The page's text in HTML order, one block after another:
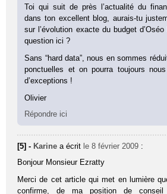
Toi qui suit de près l’actualité du
dans ton excellent blog, aurais-tu
sur l’évolution exacte du budget
question ici ?
Sans “hard data”, nous en sommes
ponctuelles et on pourra toujours nous
d’exceptions !
Olivier
Répondre ici
[5] - Karine a écrit le 8 février 2009 :
Bonjour Monsieur Ezratty
Merci de cet article qui met en lumière
confirme, de ma position de